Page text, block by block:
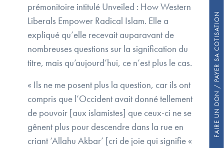
FAIRE UN DON / PAYER SA COTISATION
prémonitoire intitulé Unveiled : How Western
Liberals Empower Radical Islam. Elle a
expliqué qu’elle recevait auparavant de
nombreuses questions sur la signification du
titre, mais qu’aujourd’hui, ce n’est plus le cas.
« Ils ne me posent plus la question, car ils ont
compris que l’Occident avait donné tellement
de pouvoir [aux islamistes] que ceux-ci ne se
gênent plus pour descendre dans la rue en
criant ‘Allahu Akbar’ [cri de joie qui signifie «